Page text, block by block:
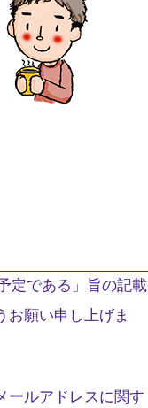
定である」旨の記載
お願い申し上げま
ールアドレスに関す